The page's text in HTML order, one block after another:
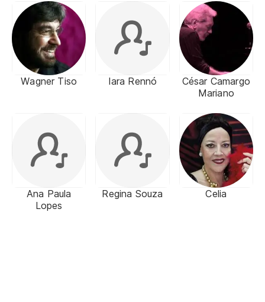
Wagner Tiso Iara Rennó
César Camargo
Mariano
Ana Paula
Lopes
Regina Souza Celia